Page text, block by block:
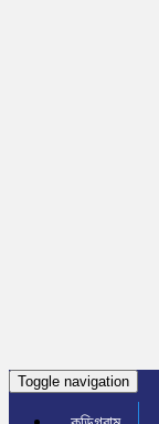
Toggle navigation